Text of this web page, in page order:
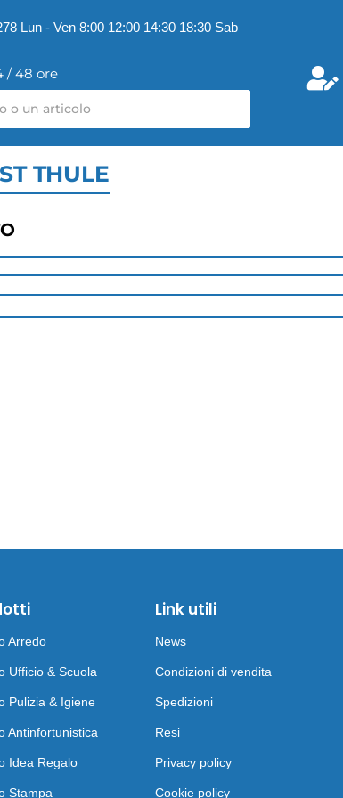
Lun - Ven 8:00 12:00 14:30 18:30 Sab
/ 48 ore
THULE
Arredo
Ufficio & Scuola
Pulizia & Igiene
Antinfortunistica
Idea Regalo
Stampa
Link utili
News
Condizioni di vendita
Spedizioni
Resi
Privacy policy
Cookie policy